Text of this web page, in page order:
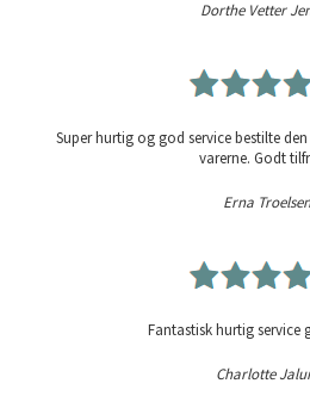
Dorthe Vetter
Super hurtig og god service bestilte
varerne. Godt
Erna Troelsen
Fantastisk hurtig service
Charlotte